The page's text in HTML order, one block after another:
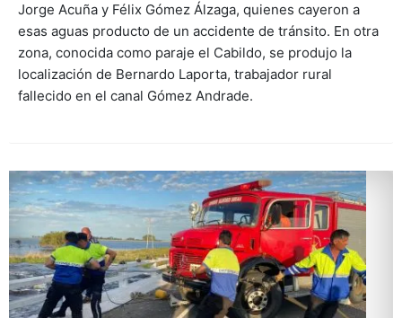
Jorge Acuña y Félix Gómez Álzaga, quienes cayeron a
esas aguas producto de un accidente de tránsito. En otra
zona, conocida como paraje el Cabildo, se produjo la
localización de Bernardo Laporta, trabajador rural
fallecido en el canal Gómez Andrade.